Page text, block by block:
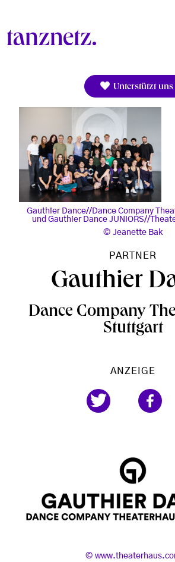
Unterstützt
Gauthier Dance//Dance Company
und Gauthier Dance JUNIORS//
Jeanette Bak
PARTNER
Gauthier
Dance Company
Stuttgart
ANZEIGE